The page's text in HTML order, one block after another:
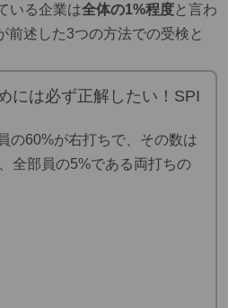
いる企業は全体の1%程度と言わ
前述した3つの方法での受検と
には必ず正解したい！SPI
の60%が右打ちで、その数は
全部員の5%である両打ちの